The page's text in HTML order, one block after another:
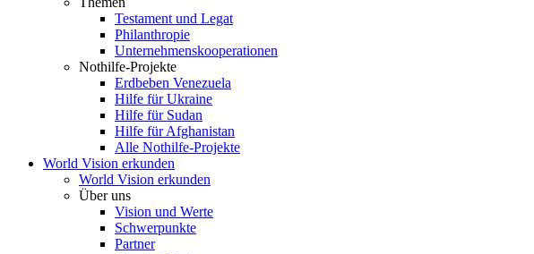
Testament und Legat
Philanthropie
Unternehmenskooperationen
Nothilfe-Projekte
Erdbeben Venezuela
Hilfe für Ukraine
Hilfe für Sudan
Hilfe für Afghanistan
Alle Nothilfe-Projekte
World Vision erkunden
World Vision erkunden
Über uns
Vision und Werte
Schwerpunkte
Partner